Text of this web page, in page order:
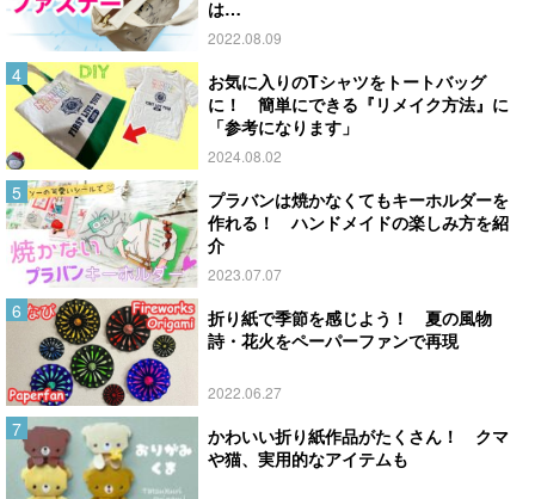
は…
2022.08.09
お気に入りのTシャツをトートバッグ
に！ 簡単にできる『リメイク方法』に
「参考になります」
2024.08.02
プラバンは焼かなくてもキーホルダーを
作れる！ ハンドメイドの楽しみ方を紹
介
2023.07.07
折り紙で季節を感じよう！ 夏の風物
詩・花火をペーパーファンで再現
2022.06.27
かわいい折り紙作品がたくさん！ クマ
や猫、実用的なアイテムも